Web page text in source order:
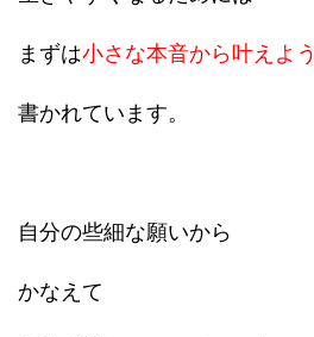
まずは小さな本音から叶えよう
書かれています。
自分の些細な願いから
かなえて